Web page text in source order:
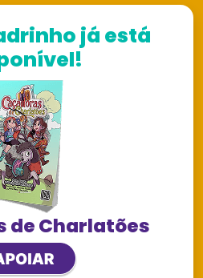
já está
de Charlatões